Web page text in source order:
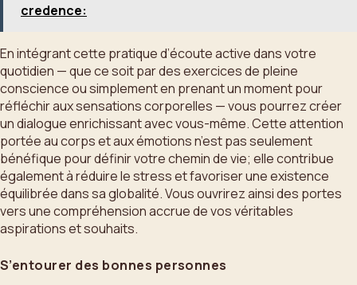
credence:
En intégrant cette pratique d’écoute active dans votre
quotidien — que ce soit par des exercices de pleine
conscience ou simplement en prenant un moment pour
réfléchir aux sensations corporelles — vous pourrez créer
un dialogue enrichissant avec vous-même. Cette attention
portée au corps et aux émotions n’est pas seulement
bénéfique pour définir votre chemin de vie; elle contribue
également à réduire le stress et favoriser une existence
équilibrée dans sa globalité. Vous ouvrirez ainsi des portes
vers une compréhension accrue de vos véritables
aspirations et souhaits.
S’entourer des bonnes personnes